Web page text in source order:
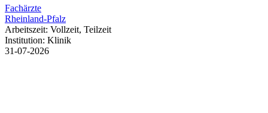
Fachärzte
Rheinland-Pfalz
Arbeitszeit: Vollzeit, Teilzeit
Institution: Klinik
31-07-2026